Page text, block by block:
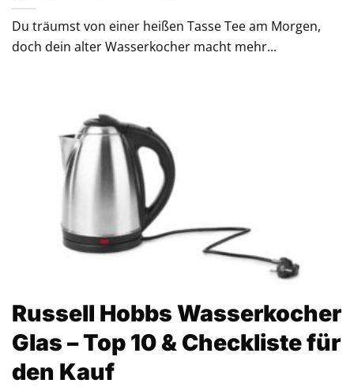
Du träumst von einer heißen Tasse Tee am Morgen,
doch dein alter Wasserkocher macht mehr...
Russell Hobbs Wasserkocher
Glas – Top 10 & Checkliste für
den Kauf